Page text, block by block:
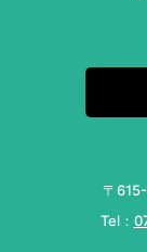
〒
Tel：